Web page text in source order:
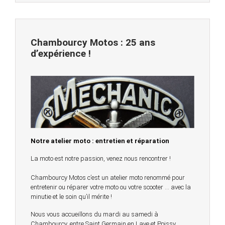
Chambourcy Motos : 25 ans
d’expérience !
Notre atelier moto : entretien et réparation
La moto est notre passion, venez nous rencontrer !
Chambourcy Motos c’est un atelier moto renommé pour
entretenir ou réparer votre moto ou votre scooter … avec la
minutie et le soin qu’il mérite !
Nous vous accueillons du mardi au samedi à